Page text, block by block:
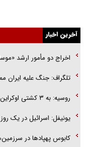
جزئیات شکنجه‌هایم فراتر از
پلیس
تحلیل ابعاد پیام رهبر
آخرین اخبار
اخراج دو مأمور ارشد
تلگراف: جنگ علیه ایران
روسیه: به ۳ کشتی اوکراین حمله و ۲۰۳ پهپاد را سرنگون کردیم
یونیفل: اسرائیل در یک روز ۱۱۳ پرتابه به جنوب لبنان شلیک کرد
کابوس پهپادها در